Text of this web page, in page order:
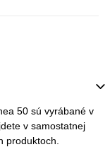
50 sú vyrábané v
v samostatnej
produktoch.